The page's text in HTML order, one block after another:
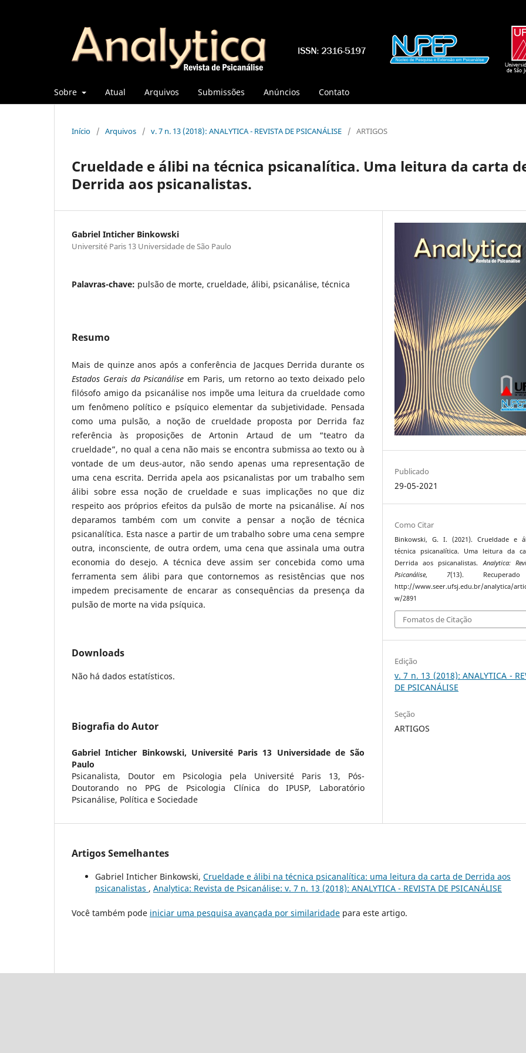
Sobre Atual Arquivos Submissões Anúncios Contato
Início / Arquivos / v. 7 n. 13 (2018): ANALYTICA - REVISTA DE PSICANÁLISE / ARTIGOS
Crueldade e álibi na técnica psicanalítica. Uma leitura da carta
Derrida aos psicanalistas.
Gabriel Inticher Binkowski
Université Paris 13 Universidade de São Paulo
Palavras-chave: pulsão de morte, crueldade, álibi, psicanálise, técnica
Resumo
Mais de quinze anos após a conferência de Jacques Derrida durante os
Estados Gerais da Psicanáliseem Paris, um retorno ao texto deixado pelo
filósofo amigo da psicanálise nos impõe uma leitura da crueldade como
um fenômeno político e psíquico elementar da subjetividade. Pensada
como uma pulsão, a noção de crueldade proposta por Derrida faz
referência às proposições de Artonin Artaud de um “teatro da
crueldade”, no qual a cena não mais se encontra submissa ao texto ou à
vontade de um deus-autor, não sendo apenas uma representação de
uma cena escrita. Derrida apela aos psicanalistas por um trabalho sem
álibi sobre essa noção de crueldade e suas implicações no que diz
respeito aos próprios efeitos da pulsão de morte na psicanálise. Aí nos
deparamos também com um convite a pensar a noção de técnica
psicanalítica. Esta nasce a partir de um trabalho sobre uma cena sempre
outra, inconsciente, de outra ordem, uma cena que assinala uma outra
economia do desejo. A técnica deve assim ser concebida como uma
ferramenta sem álibi para que contornemos as resistências que nos
impedem precisamente de encarar as consequências da presença da
pulsão de morte na vida psíquica.
Downloads
Não há dados estatísticos.
Biografia do Autor
Gabriel Inticher Binkowski, Université Paris 13 Universidade de São
Paulo
Psicanalista, Doutor em Psicologia pela Université Paris 13, Pós-
Doutorando no PPG de Psicologia Clínica do IPUSP, Laboratório
Psicanálise, Política e Sociedade
Publicado
29-05-2021
Como Citar
Binkowski, G. I. (2021). Crueldade e
técnica psicanalítica. Uma leitura da
Derrida aos psicanalistas.Analytica:
Psicanálise, 7(13).
http://www.seer.ufsj.edu.br/analytica/
w/2891
Fomatos de Citação
Edição
v. 7 n. 13 (2018): ANALYTICA -
DE PSICANÁLISE
Seção
ARTIGOS
Artigos Semelhantes
Gabriel Inticher Binkowski, Crueldade e álibi na técnica psicanalítica: uma leitura da carta de Derrida aos
psicanalistas , Analytica: Revista de Psicanálise: v. 7 n. 13 (2018): ANALYTICA - REVISTA DE PSICANÁLISE
Você também pode iniciar uma pesquisa avançada por similaridade para este artigo.